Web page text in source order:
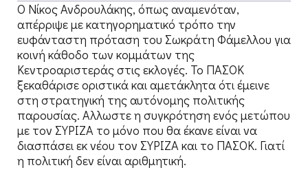
Ο Νίκος Ανδρουλάκης, όπως αναμενόταν,
απέρριψε με κατηγορηματικό τρόπο την
ευφάνταστη πρόταση του Σωκράτη Φάμελλου για
κοινή κάθοδο των κομμάτων της
Κεντροαριστεράς στις εκλογές. Το ΠΑΣΟΚ
ξεκαθάρισε οριστικά και αμετάκλητα ότι έμεινε
στη στρατηγική της αυτόνομης πολιτικής
παρουσίας. Αλλωστε η συγκρότηση ενός μετώπου
με τον ΣΥΡΙΖΑ το μόνο που θα έκανε είναι να
διασπάσει εκ νέου τον ΣΥΡΙΖΑ και το ΠΑΣΟΚ. Γιατί
η πολιτική δεν είναι αριθμητική.